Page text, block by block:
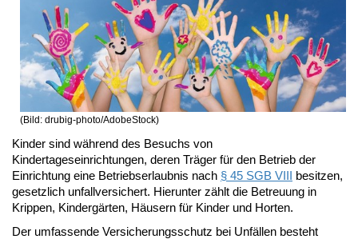
(Bild: drubig-photo/AdobeStock)
Kinder sind während des Besuchs von
Kindertageseinrichtungen, deren Träger für den Betrieb der
Einrichtung eine Betriebserlaubnis nach § 45 SGB VIII besitzen,
gesetzlich unfallversichert. Hierunter zählt die Betreuung in
Krippen, Kindergärten, Häusern für Kinder und Horten.
Der umfassende Versicherungsschutz bei Unfällen besteht